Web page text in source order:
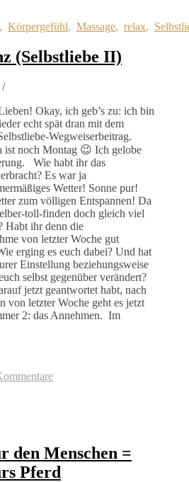
, Körpergefühl, Massage, relax,
(Selbstliebe II)
/
Okay, ich geb’s zu: ich bin
echt spät dran mit dem
Wegweiserbeitrag.
ist noch Montag 😉 Ich gelobe
Wie habt ihr das
Es war ja
Wetter! Sonne pur!
zum völligen Entspannen! Da
toll-finden doch gleich viel
Habt ihr denn die
von letzter Woche gut
erging es euch dabei? Und hat
Einstellung beziehungsweise
selbst gegenüber verändert?
jetzt geantwortet habt, nach
von letzter Woche geht es jetzt
2: das Annehmen. Im
den Menschen =
Pferd